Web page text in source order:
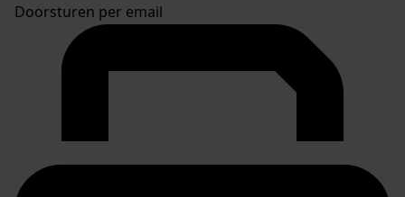
Doorsturen per email